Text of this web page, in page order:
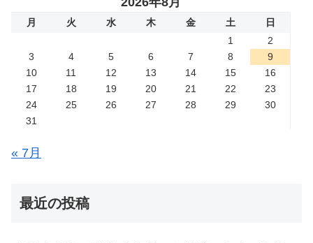
月 火 水 木 金 土
日
1
2
3
4 5 6 7 8
9
10
11 12 13 14 15
16
17
18 19 20 21 22
23
24
25 26 27 28 29
30
31
« 7月
最近の投稿